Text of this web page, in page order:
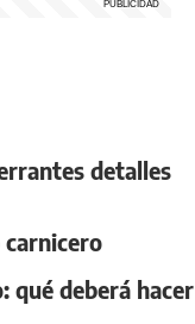
detalles
carnicero
qué deberá hacer